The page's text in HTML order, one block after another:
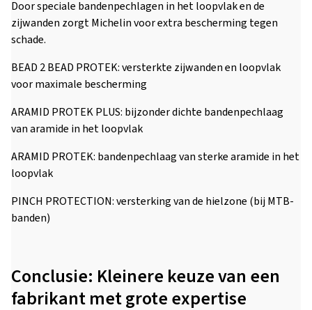
Door speciale bandenpechlagen in het loopvlak en de
zijwanden zorgt Michelin voor extra bescherming tegen
schade.
BEAD 2 BEAD PROTEK: versterkte zijwanden en loopvlak
voor maximale bescherming
ARAMID PROTEK PLUS: bijzonder dichte bandenpechlaag
van aramide in het loopvlak
ARAMID PROTEK: bandenpechlaag van sterke aramide in het
loopvlak
PINCH PROTECTION: versterking van de hielzone (bij MTB-
banden)
Conclusie: Kleinere keuze van een
fabrikant met grote expertise